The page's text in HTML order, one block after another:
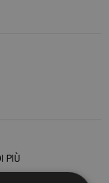
PIÙ